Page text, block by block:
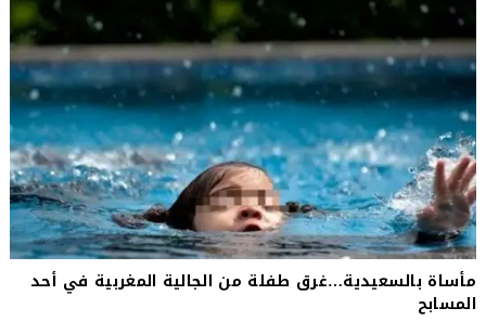
مأساة بالسعيدية…غرق طفلة من الجالية المغربية في أحد
المسابح